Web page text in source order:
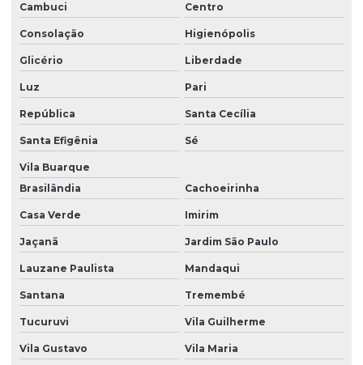
Manutenção De Injetores Diesel Sp
Montagem De Bicos Injetores
Montagem De Bomba De Alta Pressão
Montagem De Bomba Diesel Em São Paulo
Montagem De Bomba Diesel Em Sp
Orçamento De Recuperação De Injetores
Recuperação Bomba Alta Pressão
Recuperação De Bicos Injetores
Recuperação De Bicos Injetores Em São Paulo
Cambuci Centro
Consolação Higienópolis
Glicério Liberdade
Luz Pari
República Santa Cecília
Santa Efigênia Sé
Vila Buarque
Brasilândia
Cachoeirinha
Casa Verde Imirim
Jaçanã Jardim São Paulo
Lauzane Paulista Mandaqui
Santana Tremembé
Tucuruvi Vila Guilherme
Vila Gustavo Vila Maria